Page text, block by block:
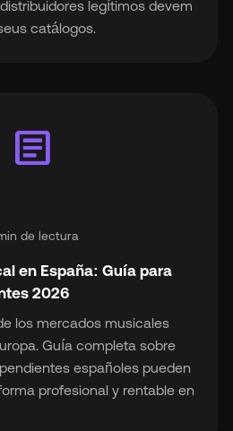
legítimos devem
catálogos.
article
de lectura
en España: Guía para
2026
los mercados musicales
Guía completa sobre
españoles pueden
profesional y rentable en